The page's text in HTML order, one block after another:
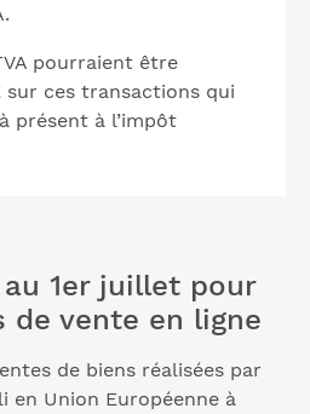
pourraient être
sur ces transactions qui
présent à l’impôt
1er juillet pour
de vente en ligne
de biens réalisées par
en Union Européenne à